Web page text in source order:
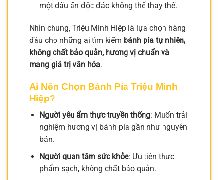
một dấu ấn độc đáo không thể thay thế.
Nhìn chung, Triệu Minh Hiệp là lựa chọn hàng
đầu cho những ai tìm kiếm bánh pía tự nhiên,
không chất bảo quản, hương vị chuẩn và
mang giá trị văn hóa.
Ai Nên Chọn Bánh Pía Triệu Minh
Hiệp?
Người yêu ẩm thực truyền thống: Muốn trải
nghiệm hương vị bánh pía gần như nguyên
bản.
Người quan tâm sức khỏe: Ưu tiên thực
phẩm sạch, không chất bảo quản.